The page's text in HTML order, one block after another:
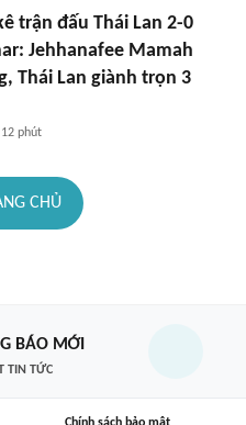
trận đấu Thái Lan 2-0
Jehhanafee Mamah
Thái Lan giành trọn 3
12 phút
CHỦ
BÁO MỚI
TIN TỨC